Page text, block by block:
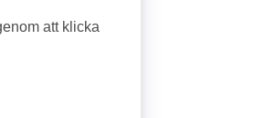
att klicka